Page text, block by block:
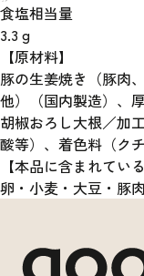
食塩相当量
3.3 g
【原材料】
豚の生姜焼き（豚肉
他）（国内製造）、
胡椒おろし大根／加
酸等）、着色料（クチ
【本品に含まれてい
卵・小麦・大豆・豚